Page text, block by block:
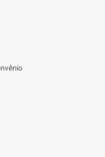
impecável sem
o esmalte seque
facilita a
a sofisticação do